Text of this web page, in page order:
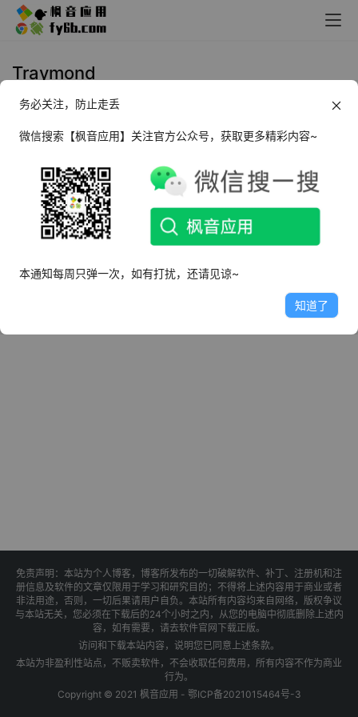
Traymond
Windows Traymond 窗口快捷收纳
托盘工具_v1.0.4 单文件增强版
2024年11月21日
免责声明：本站为个人博客，博客所发布的一切破解软件、补丁、注册机和注
册信息及软件的文章仅限用于学习和研究目的；不得将上述内容用于商业或者
非法用途，否则，一切后果请用户自负。本站所有内容均来自网络，版权争议
与本站无关，您必须在下载后的24个小时之内，从您的电脑中彻底删除上述内
容，如有需要，请去软件官网下载正版。
访问和下载本站内容，说明您已同意上述条款。
本站为非盈利性站点，不贩卖软件，不会收取任何费用，所有内容不作为商业
行为。
Copyright © 2021 枫音应用 - 鄂ICP备2021015464号-3
务必关注，防止走丢
微信搜索【枫音应用】关注官方公众号，获取更多精彩内容~
本通知每周只弹一次，如有打扰，还请见谅~
知道了